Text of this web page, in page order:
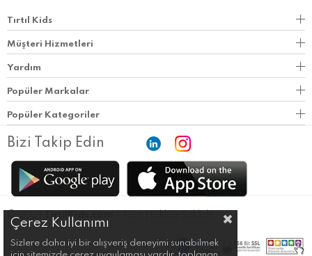
Tırtıl Kids
Müşteri Hizmetleri
Yardım
Popüler Markalar
Popüler Kategoriler
Bizi Takip Edin
© 2021 TirtilKids.com
Çerez Kullanımı
Sizlere daha iyi bir alışveriş deneyimi sunabilmek